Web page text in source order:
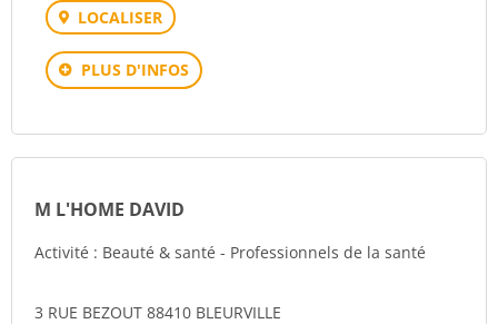
LOCALISER
PLUS D'INFOS
M L'HOME DAVID
Activité : Beauté & santé - Professionnels de la santé
3 RUE BEZOUT 88410 BLEURVILLE